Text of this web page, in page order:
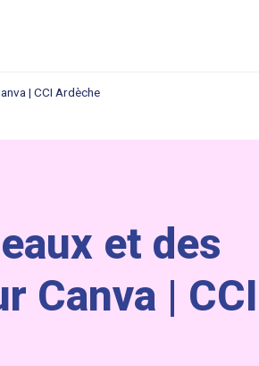
| CCI Ardèche
et des
Canva | CCI